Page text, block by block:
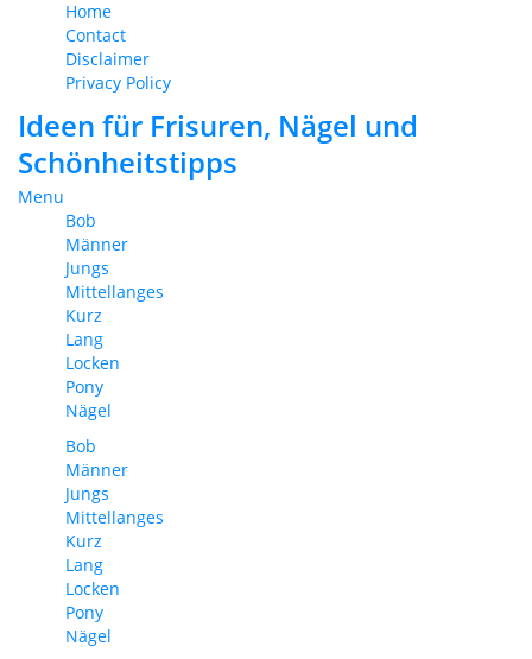
Home
Contact
Disclaimer
Privacy Policy
Ideen für Frisuren, Nägel und
Schönheitstipps
Menu
Bob
Männer
Jungs
Mittellanges
Kurz
Lang
Locken
Pony
Nägel
Bob
Männer
Jungs
Mittellanges
Kurz
Lang
Locken
Pony
Nägel